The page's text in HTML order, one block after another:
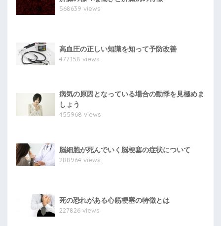
568639 views
高血圧の正しい知識を知って予防改善
477158 views
病気の原因となっている場合の動悸を見極めま
しょう
455968 views
脳細胞が死んでいく脳梗塞の症状について
288964 views
死の恐れがある心筋梗塞の特徴とは
227826 views